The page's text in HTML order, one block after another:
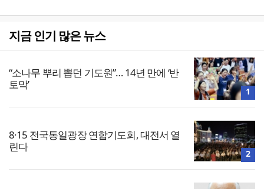
지금 인기 많은 뉴스
“소나무 뿌리 뽑던 기도원”… 14년 만에 ‘반
토막’
1
8·15 전국통일광장 연합기도회, 대전서 열
린다
2